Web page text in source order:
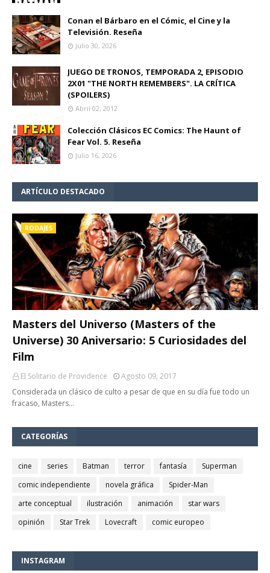
Conan el Bárbaro en el Cómic, el Cine y la
Televisión. Reseña
Julio 30, 2026
JUEGO DE TRONOS, TEMPORADA 2, EPISODIO
2X01 "THE NORTH REMEMBERS". LA CRÍTICA
(SPOILERS)
Abril 02, 2012
Colección Clásicos EC Comics: The Haunt of
Fear Vol. 5. Reseña
Julio 16, 2026
ARTÍCULO DESTACADO
RODAJES
Masters del Universo (Masters of the
Universe) 30 Aniversario: 5 Curiosidades del
Film
El Solitario de Providence
Agosto 09, 2017
Considerada un clásico de culto a pesar de que en su día fue todo un
fracaso, Masters…
CATEGORÍAS
cine series Batman terror fantasía
Superman
comic independiente
novela gráfica
Spider-Man
arte conceptual
ilustración animación
star wars
opinión
Star Trek Lovecraft comic europeo
INSTAGRAM